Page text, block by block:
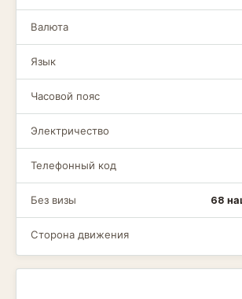
Валюта
Язык
Часовой пояс
Электричество
Телефонный код
Без визы 68
Сторона движения